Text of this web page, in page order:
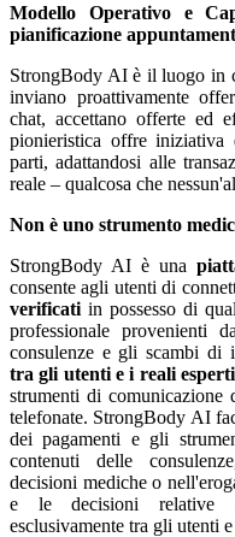
Modello Operativo e
pianificazione
StrongBody AI è il luogo in
inviano proattivamente
chat, accettano offerte ed
pionieristica offre iniziativa
parti, adattandosi alle
reale – qualcosa che
Non è uno strumento
StrongBody AI è una
consente agli utenti di
verificati in possesso di
professionale
consulenze e gli scambi di
tra gli utenti e i reali
strumenti di comunicazione
telefonate. StrongBody AI
dei pagamenti e gli
contenuti delle
decisioni mediche o
e le decisioni relative
esclusivamente tra gli utenti e